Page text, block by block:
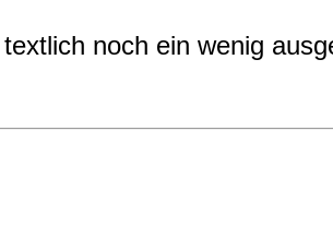
noch ein wenig